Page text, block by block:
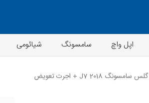
اپل واچ سامسونگ شیائومی
گلس سامسونگ J7 2018 + اجرت تعویض